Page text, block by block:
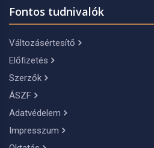
Fontos tudnivalók
Változásértesítő
Előfizetés
Szerzők
ÁSZF
Adatvédelem
Impresszum